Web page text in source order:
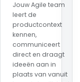
Jouw Agile team
leert de
productcontext
kennen,
communiceert
direct en draagt
ideeën aan in
plaats van vanuit